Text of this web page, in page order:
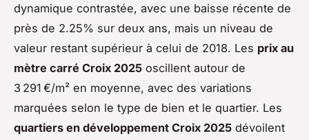
dynamique contrastée, avec une baisse récente de
près de 2.25% sur deux ans, mais un niveau de
valeur restant supérieur à celui de 2018. Les prix au
mètre carré Croix 2025 oscillent autour de
3 291 €/m² en moyenne, avec des variations
marquées selon le type de bien et le quartier. Les
quartiers en développement Croix 2025 dévoilent